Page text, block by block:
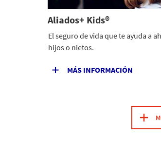
Aliados+ Kids®
El seguro de vida que te ayuda a
hijos o nietos.
MÁS INFORMACIÓN